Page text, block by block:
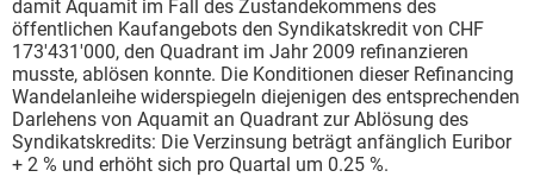
damit Aquamit im Fall des Zustandekommens des
öffentlichen Kauf­angebots den Syndikatskredit von CHF
173'431'000, den Quadrant im Jahr 2009 refinanzieren
musste, ablösen konnte. Die Konditionen dieser Refinancing
Wandelanleihe widerspiegeln diejenigen des entsprechenden
Darlehens von Aquamit an Quadrant zur Ablösung des
Syndikatskredits: Die Verzinsung beträgt anfänglich Euribor
+ 2 % und erhöht sich pro Quartal um 0.25 %.